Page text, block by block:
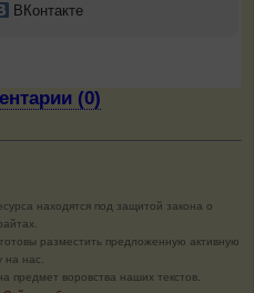
ВКонтакте
(0)
находятся под защитой закона о
разместить предложенную активную
на нас.
предмет воровства наших текстов.